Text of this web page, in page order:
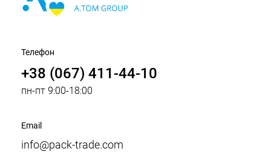
Телефон
+38 (067) 411-44-10
пн-пт 9:00-18:00
Email
info@pack-trade.com